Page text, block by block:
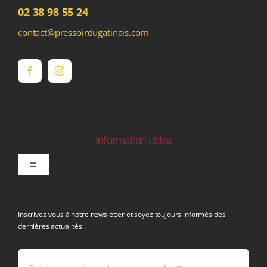
02 38 98 55 24
contact@pressoirdugatinais.com
Information utiles
Toggle
Inscrivez-vous à notre newsletter et soyez toujours informés des
dernières actualités !